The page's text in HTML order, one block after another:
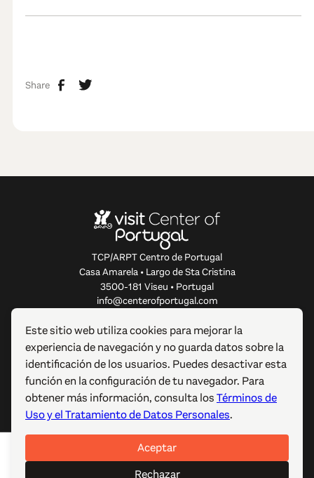
Share
TCP/ARPT Centro de Portugal
Casa Amarela • Largo de Sta Cristina
3500-181 Viseu • Portugal
info@centerofportugal.com
SOBRE ESTE SITIO WEB
ENLACES ÚTILES
SÍGUENOS
© 2012-2026 TCP/ARPT Centro de Portugal. Todos los
derechos reservados. Made byGOMO Digital
Este sitio web utiliza cookies para mejorar la
experiencia de navegación y no guarda datos sobre la
identificación de los usuarios. Puedes desactivar esta
función en la configuración de tu navegador. Para
obtener más información, consulta losTérminos de
Uso y el Tratamiento de Datos Personales.
Aceptar
Rechazar